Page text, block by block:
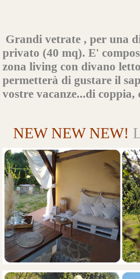
Grandi vetrate , per una
privato (40 mq). E'
zona living con divano
permetterà di gustare il
vostre vacanze...di
NEW NEW NEW!